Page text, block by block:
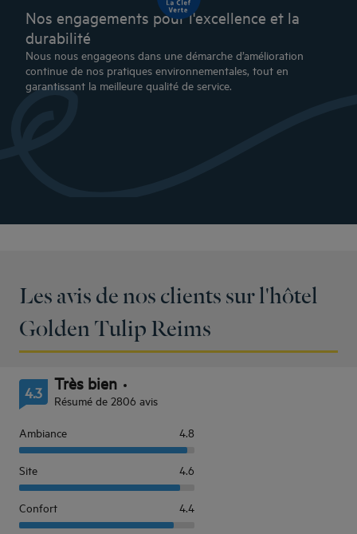
Nos engagements pour l'excellence et la
durabilité
Nous nous engageons dans une démarche d’amélioration
continue de nos pratiques environnementales, tout en
garantissant la meilleure qualité de service.
Les avis de nos clients sur l'hôtel
Golden Tulip Reims
4.3 Très bien
Résumé de 2806 avis
Ambiance 4.8
Site 4.6
Confort 4.4